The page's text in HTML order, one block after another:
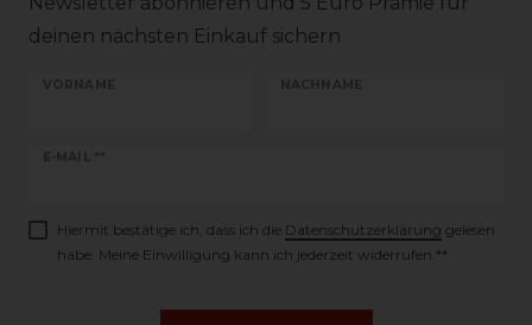
deinen nächsten Einkauf sichern
VORNAME NACHNAME
E-MAIL **
Newsletter
Hiermit bestätige ich, dass ich die Daten­schutz­erklärung gelesen
habe. Meine Einwilligung kann ich jederzeit widerrufen.**